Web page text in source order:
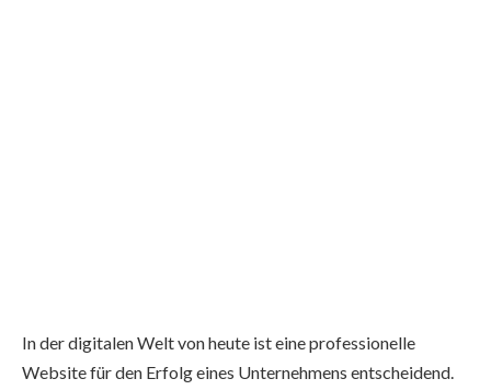
In der digitalen Welt von heute ist eine professionelle
Website für den Erfolg eines Unternehmens entscheidend.